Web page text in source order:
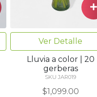
Ver Detalle
Lluvia a color | 20
gerberas
SKU JAR019
$1,099.00